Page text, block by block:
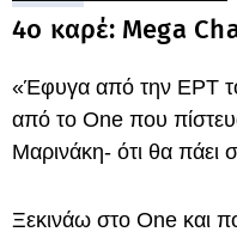
4ο καρέ: Mega
«Έφυγα από την ΕΡΤ
από το One που
Μαρινάκη- ότι θα πάει
Ξεκινάω στο One και